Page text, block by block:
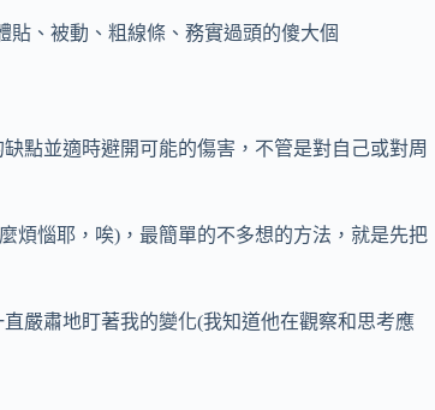
、被動、粗線條、務實過頭的傻大個
點並適時避開可能的傷害，不管是對自己或對周
煩惱耶，唉)，最簡單的不多想的方法，就是先把
嚴肅地盯著我的變化(我知道他在觀察和思考應